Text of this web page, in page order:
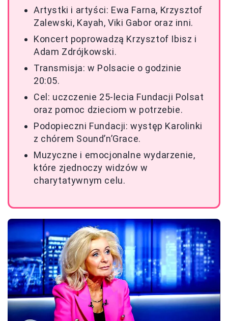
Artystki i artyści: Ewa Farna, Krzysztof
Zalewski, Kayah, Viki Gabor oraz inni.
Koncert poprowadzą Krzysztof Ibisz i
Adam Zdrójkowski.
Transmisja: w Polsacie o godzinie
20:05.
Cel: uczczenie 25-lecia Fundacji Polsat
oraz pomoc dzieciom w potrzebie.
Podopieczni Fundacji: występ Karolinki
z chórem Sound’n’Grace.
Muzyczne i emocjonalne wydarzenie,
które zjednoczy widzów w
charytatywnym celu.